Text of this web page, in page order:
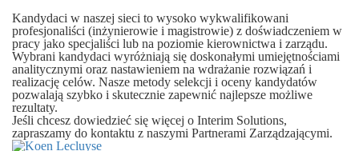
Kandydaci w naszej sieci to wysoko wykwalifikowani
profesjonaliści (inżynierowie i magistrowie) z doświadczeniem w
pracy jako specjaliści lub na poziomie kierownictwa i zarządu.
Wybrani kandydaci wyróżniają się doskonałymi umiejętnościami
analitycznymi oraz nastawieniem na wdrażanie rozwiązań i
realizację celów. Nasze metody selekcji i oceny kandydatów
pozwalają szybko i skutecznie zapewnić najlepsze możliwe
rezultaty.
Jeśli chcesz dowiedzieć się więcej o Interim Solutions,
zapraszamy do kontaktu z naszymi Partnerami Zarządzającymi.